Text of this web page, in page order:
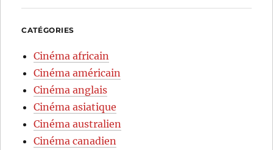
CATÉGORIES
Cinéma africain
Cinéma américain
Cinéma anglais
Cinéma asiatique
Cinéma australien
Cinéma canadien